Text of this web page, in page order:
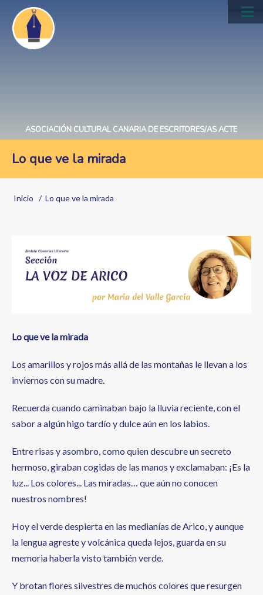
Pasar
contenido
principal
ASOCIACIÓN CULTURAL CANARIA DE ESCRITORES/AS ACTE
Lo que ve la mirada
Sobrescribir
ayuda
a
la
navegación
Inicio Lo que ve la mirada
Lo que ve la mirada
Los amarillos y rojos más allá de las montañas le llevan a los
inviernos con su madre.
Recuerda cuando caminaban bajo la lluvia reciente, con el
sabor a algún higo tardío y dulce aún en los labios.
Entre risas y asombro, como quien descubre un secreto
hermoso, giraban cogidas de las manos y exclamaban: ¡Es la
luz... Los colores... Las miradas… que aún no conocen
nuestros nombres!
Hoy el verde despierta en las medianías de Arico, y aunque
la lengua agreste y volcánica queda lejos, guarda en su
memoria haberla visto también verde.
Y brotan flores silvestres de muchos colores que resurgen